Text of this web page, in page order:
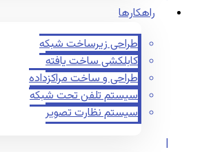
راهکارها
طراحی زیرساخت شبکه
کابلکشی ساخت یافته
طراحی و ساخت مراکزداده
سیستم تلفن تحت شبکه
سیستم نظارت تصویر